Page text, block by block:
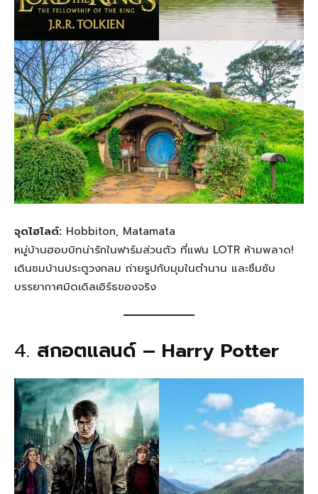
จุดไฮไลต์: Hobbiton, Matamata
หมู่บ้านฮอบบิทน่ารักในฟาร์มส่วนตัว ที่แฟน LOTR ห้ามพลาด!
เดินชมบ้านประตูวงกลม ถ่ายรูปกับมุมในตำนาน และซึมซับ
บรรยากาศมิดเดิลเอิร์ธของจริง
4. สกอตแลนด์ – Harry Potter